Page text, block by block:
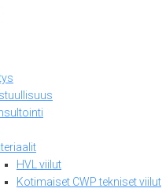
HVL viilut
Kotimaiset CWP tekniset viilut